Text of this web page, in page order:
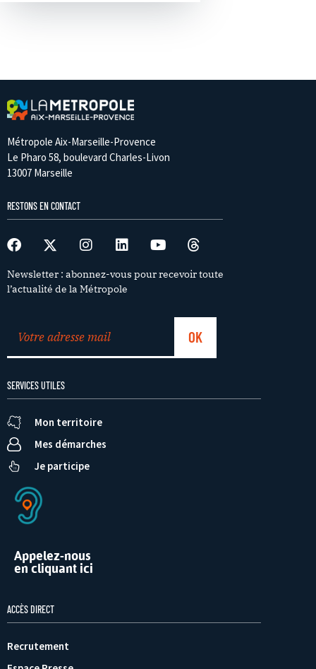
Métropole Aix-Marseille-Provence
Le Pharo 58, boulevard Charles-Livon
13007 Marseille
RESTONS EN CONTACT
Newsletter : abonnez-vous pour recevoir toute
l’actualité de la Métropole
SERVICES UTILES
Mon territoire
Mes démarches
Je participe
Appelez-nous
en cliquant ici
ACCÈS DIRECT
Recrutement